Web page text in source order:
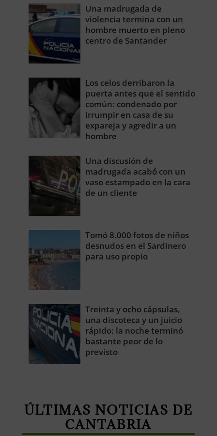
Una madrugada de
violencia termina con un
hombre muerto en pleno
centro de Santander
Los celos derribaron la
puerta antes que el sentido
común: condenado por
irrumpir en casa de su
expareja y agredir a un
hombre
Una discusión de
madrugada acabó con un
vaso estampado en la cara
de un cliente
Tomó 8.000 fotos de niños
desnudos en el Sardinero
para uso propio
Treinta y ocho cápsulas,
una discoteca y un juicio
rápido: la noche terminó
bastante peor de lo
previsto
ÚLTIMAS NOTICIAS DE
CANTABRIA